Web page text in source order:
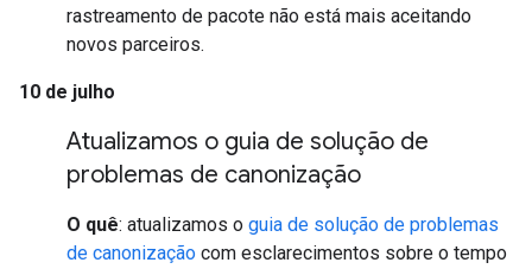
rastreamento de pacote não está mais aceitando
novos parceiros.
10 de julho
Atualizamos o guia de solução de
problemas de canonização
O quê: atualizamos o guia de solução de problemas
de canonização com esclarecimentos sobre o tempo